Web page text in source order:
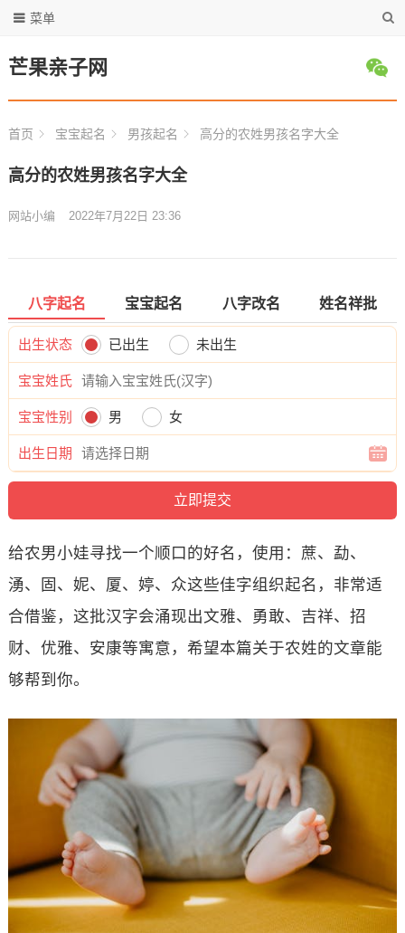
芒果亲子网
菜单
首页 宝宝起名 男孩起名 高分的农姓男孩名字大全
高分的农姓男孩名字大全
网站小编 2022年7月22日 23:36
八字起名 宝宝起名 八字改名 姓名祥批
出生状态 已出生 未出生
宝宝姓氏
宝宝性别 男 女
出生日期
给农男小娃寻找一个顺口的好名，使用：蔗、勐、
湧、固、妮、厦、婷、众这些佳字组织起名，非常适
合借鉴，这批汉字会涌现出文雅、勇敢、吉祥、招
财、优雅、安康等寓意，希望本篇关于农姓的文章能
够帮到你。